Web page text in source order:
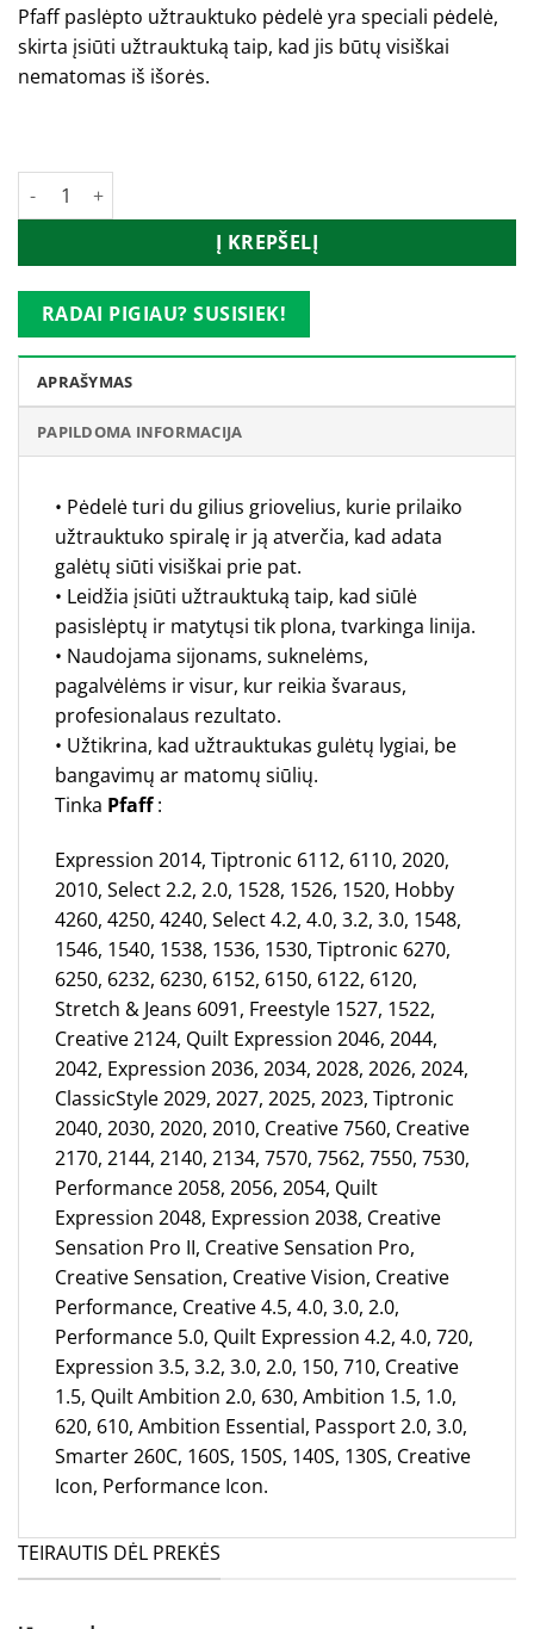
Pfaff paslėpto užtrauktuko pėdelė yra speciali pėdelė,
skirta įsiūti užtrauktuką taip, kad jis būtų visiškai
nematomas iš išorės.
produkto kiekis: PFAFF paslėpto užtrauktuko pėdelė
Į KREPŠELĮ
RADAI PIGIAU? SUSISIEK!
APRAŠYMAS
PAPILDOMA INFORMACIJA
• Pėdelė turi du gilius griovelius, kurie prilaiko
užtrauktuko spiralę ir ją atverčia, kad adata
galėtų siūti visiškai prie pat.
• Leidžia įsiūti užtrauktuką taip, kad siūlė
pasislėptų ir matytųsi tik plona, tvarkinga linija.
• Naudojama sijonams, suknelėms,
pagalvėlėms ir visur, kur reikia švaraus,
profesionalaus rezultato.
• Užtikrina, kad užtrauktukas gulėtų lygiai, be
bangavimų ar matomų siūlių.
Tinka Pfaff:
Expression 2014, Tiptronic 6112, 6110, 2020,
2010, Select 2.2, 2.0, 1528, 1526, 1520, Hobby
4260, 4250, 4240, Select 4.2, 4.0, 3.2, 3.0, 1548,
1546, 1540, 1538, 1536, 1530, Tiptronic 6270,
6250, 6232, 6230, 6152, 6150, 6122, 6120,
Stretch & Jeans 6091, Freestyle 1527, 1522,
Creative 2124, Quilt Expression 2046, 2044,
2042, Expression 2036, 2034, 2028, 2026, 2024,
ClassicStyle 2029, 2027, 2025, 2023, Tiptronic
2040, 2030, 2020, 2010, Creative 7560, Creative
2170, 2144, 2140, 2134, 7570, 7562, 7550, 7530,
Performance 2058, 2056, 2054, Quilt
Expression 2048, Expression 2038, Creative
Sensation Pro II, Creative Sensation Pro,
Creative Sensation, Creative Vision, Creative
Performance, Creative 4.5, 4.0, 3.0, 2.0,
Performance 5.0, Quilt Expression 4.2, 4.0, 720,
Expression 3.5, 3.2, 3.0, 2.0, 150, 710, Creative
1.5, Quilt Ambition 2.0, 630, Ambition 1.5, 1.0,
620, 610, Ambition Essential, Passport 2.0, 3.0,
Smarter 260C, 160S, 150S, 140S, 130S, Creative
Icon, Performance Icon.
TEIRAUTIS DĖL PREKĖS